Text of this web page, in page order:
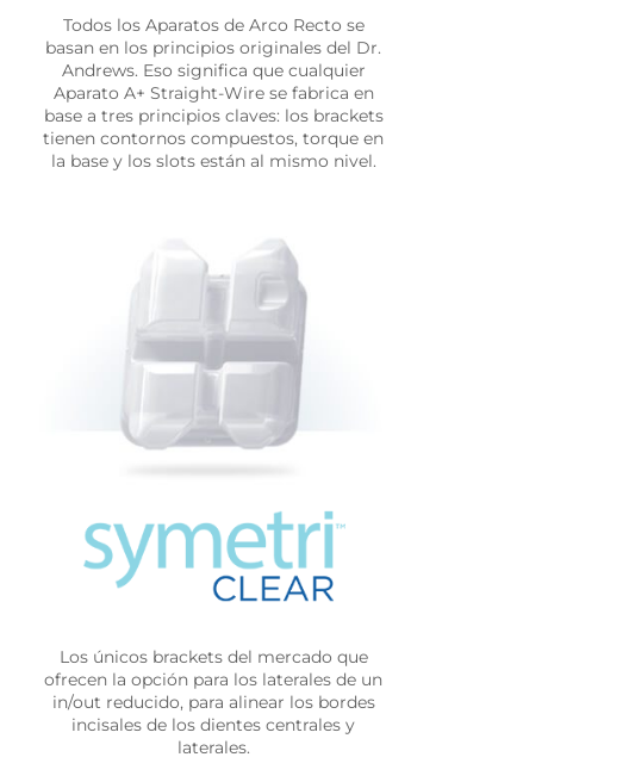
Todos los Aparatos de Arco Recto se
basan en los principios originales del Dr.
Andrews. Eso significa que cualquier
Aparato A+ Straight-Wire se fabrica en
base a tres principios claves: los brackets
tienen contornos compuestos, torque en
la base y los slots están al mismo nivel.
Los únicos brackets del mercado que
ofrecen la opción para los laterales de un
in/out reducido, para alinear los bordes
incisales de los dientes centrales y
laterales.